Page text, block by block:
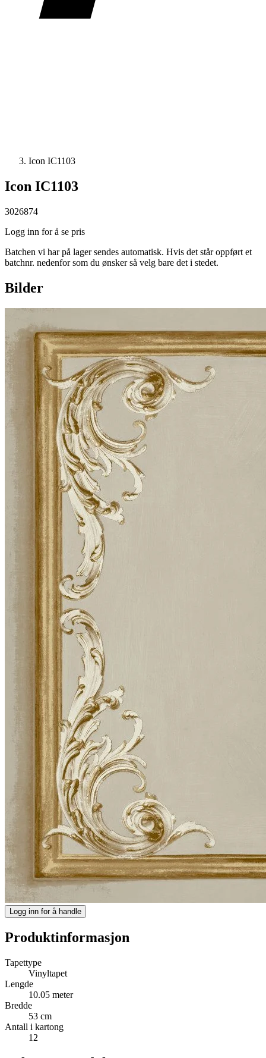
Icon IC1103
Icon IC1103
3026874
Logg inn for å se pris
Batchen vi har på lager sendes automatisk. Hvis det står oppført et
batchnr. nedenfor som du ønsker så velg bare det i stedet.
Bilder
Logg inn for å handle
Produktinformasjon
Tapettype
Vinyltapet
Lengde
10.05 meter
Bredde
53 cm
Antall i kartong
12